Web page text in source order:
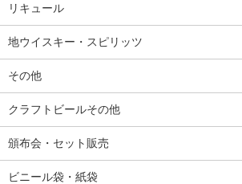
リキュール
地ウイスキー・スピリッツ
その他
クラフトビールその他
頒布会・セット販売
ビニール袋・紙袋